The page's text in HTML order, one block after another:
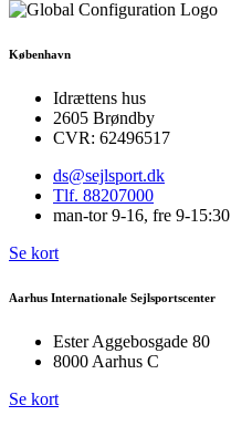
København
Idrættens hus
2605 Brøndby
CVR: 62496517
ds@sejlsport.dk
Tlf. 88207000
man-tor 9-16, fre 9-15:30
Se kort
Aarhus Internationale Sejlsportscenter
Ester Aggebosgade 80
8000 Aarhus C
Se kort